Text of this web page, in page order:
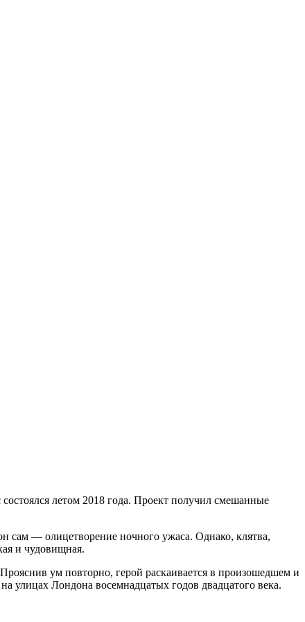
летом 2018 года. Проект получил смешанные
сам — олицетворение ночного ужаса. Однако, клятва,
и чудовищная.
ум повторно, герой раскаивается в произошедшем и
улицах Лондона восемнадцатых годов двадцатого века.